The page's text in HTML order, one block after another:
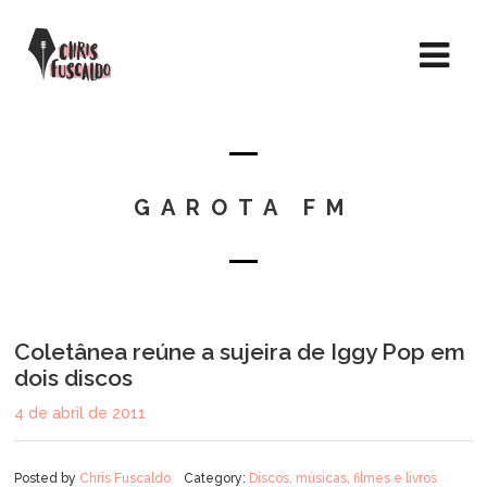
GAROTA FM
Coletânea reúne a sujeira de Iggy Pop em
dois discos
4 de abril de 2011
Posted by Chris Fuscaldo Category: Discos, músicas, filmes e livros